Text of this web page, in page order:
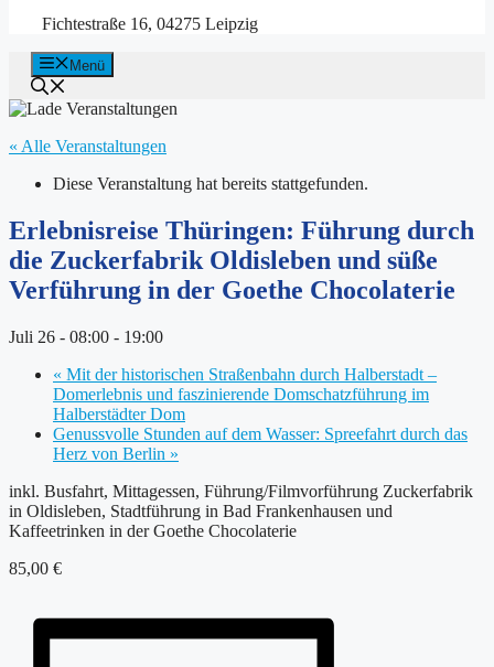
Fichtestraße 16, 04275 Leipzig
Menü
« Alle Veranstaltungen
Diese Veranstaltung hat bereits stattgefunden.
Erlebnisreise Thüringen: Führung durch
die Zuckerfabrik Oldisleben und süße
Verführung in der Goethe Chocolaterie
Juli 26 - 08:00 - 19:00
« Mit der historischen Straßenbahn durch Halberstadt –
Domerlebnis und faszinierende Domschatzführung im
Halberstädter Dom
Genussvolle Stunden auf dem Wasser: Spreefahrt durch das
Herz von Berlin »
inkl. Busfahrt, Mittagessen, Führung/Filmvorführung Zuckerfabrik
in Oldisleben, Stadtführung in Bad Frankenhausen und
Kaffeetrinken in der Goethe Chocolaterie
85,00 €